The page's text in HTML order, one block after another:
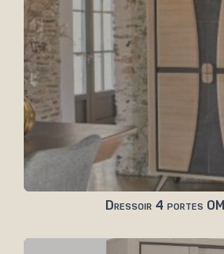
Dressoir 4 portes